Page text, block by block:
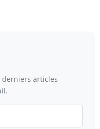
derniers articles